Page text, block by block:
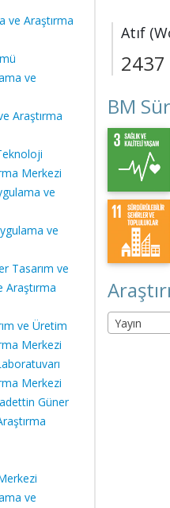
ve Araştırma
ve
Araştırma
Merkezi
ve
ve
Tasarım ve
Araştırma
ve Üretim
Merkezi
Merkezi
Güner
ve
Atıf
2437
BM
Yayın